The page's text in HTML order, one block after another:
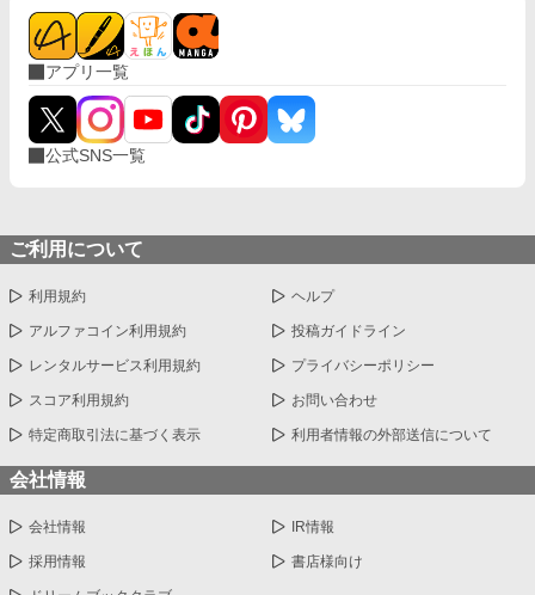
アプリ一覧
公式SNS一覧
ご利用について
利用規約 ヘルプ
アルファコイン利用規約 投稿ガイドライン
レンタルサービス利用規約 プライバシーポリシー
スコア利用規約 お問い合わせ
特定商取引法に基づく表示 利用者情報の外部送信について
会社情報
会社情報 IR情報
採用情報 書店様向け